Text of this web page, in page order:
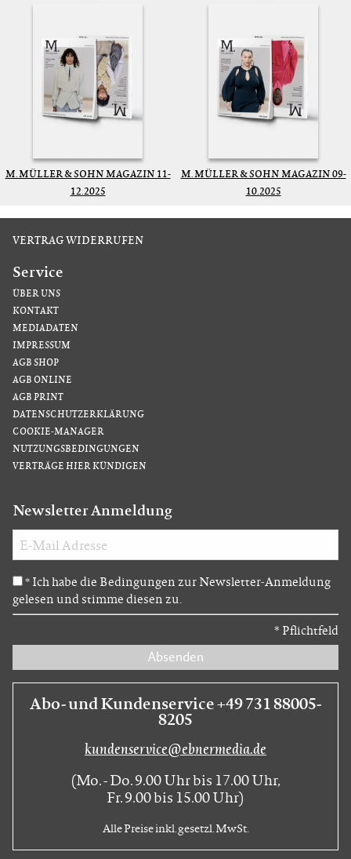
M. MÜLLER & SOHN MAGAZIN 11-
12.2025
M. MÜLLER & SOHN MAGAZIN 09-
10.2025
VERTRAG WIDERRUFEN
Service
ÜBER UNS
KONTAKT
MEDIADATEN
IMPRESSUM
AGB SHOP
AGB ONLINE
AGB PRINT
DATENSCHUTZERKLÄRUNG
COOKIE-MANAGER
NUTZUNGSBEDINGUNGEN
VERTRÄGE HIER KÜNDIGEN
Newsletter Anmeldung
* Ich habe die Bedingungen zur Newsletter-Anmeldung
gelesen und stimme diesen zu.
* Pflichtfeld
Absenden
Abo- und Kundenservice +49 731 88005-
8205
kundenservice@ebnermedia.de
(Mo. - Do. 9.00 Uhr bis 17.00 Uhr,
Fr. 9.00 bis 15.00 Uhr)
Alle Preise inkl. gesetzl. MwSt.